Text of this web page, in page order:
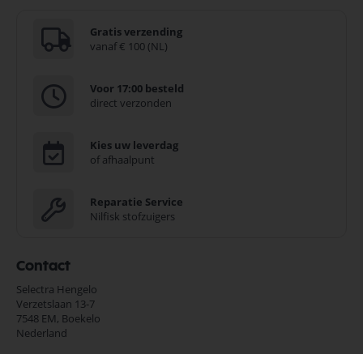
Gratis verzending
vanaf € 100 (NL)
Voor 17:00 besteld
direct verzonden
Kies uw leverdag
of afhaalpunt
Reparatie Service
Nilfisk stofzuigers
Contact
Selectra Hengelo
Verzetslaan 13-7
7548 EM, Boekelo
Nederland